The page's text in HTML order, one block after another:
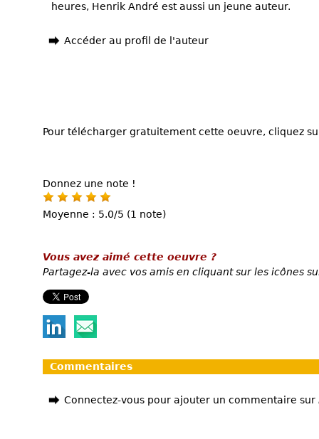
heures, Henrik André est aussi un jeune auteur.
Accéder au profil de l'auteur
Pour télécharger gratuitement cette oeuvre, cliquez
Donnez une note !
Moyenne : 5.0/5 (1 note)
Vous avez aimé cette oeuvre ?
Partagez-la avec vos amis en cliquant sur les icônes
Commentaires
Connectez-vous pour ajouter un commentaire sur